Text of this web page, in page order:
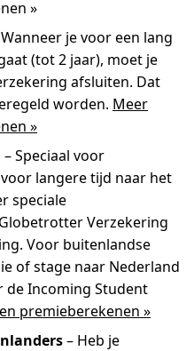
»
je voor een lang
(tot 2 jaar), moet je
afsluiten. Dat
worden. Meer
»
– Speciaal voor
langere tijd naar het
speciale
Verzekering
Voor buitenlandse
of stage naar Nederland
de Incoming Student
premieberekenen »
– Heb je